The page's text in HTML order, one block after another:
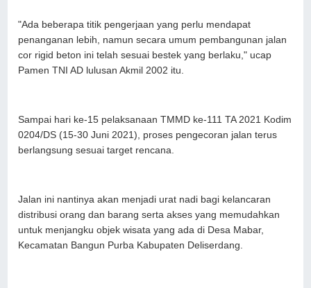
"Ada beberapa titik pengerjaan yang perlu mendapat
penanganan lebih, namun secara umum pembangunan jalan
cor rigid beton ini telah sesuai bestek yang berlaku," ucap
Pamen TNI AD lulusan Akmil 2002 itu.
Sampai hari ke-15 pelaksanaan TMMD ke-111 TA 2021 Kodim
0204/DS (15-30 Juni 2021), proses pengecoran jalan terus
berlangsung sesuai target rencana.
Jalan ini nantinya akan menjadi urat nadi bagi kelancaran
distribusi orang dan barang serta akses yang memudahkan
untuk menjangku objek wisata yang ada di Desa Mabar,
Kecamatan Bangun Purba Kabupaten Deliserdang.